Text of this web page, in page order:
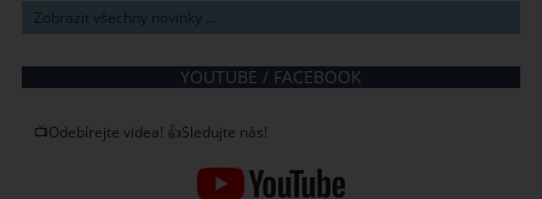
Zobrazit všechny novinky ...
YOUTUBE / FACEBOOK
📺Odebírejte videa! 👍Sledujte nás!